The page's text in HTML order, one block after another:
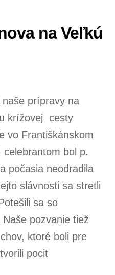
na Veľkú
prípravy na
krížovej cesty
vo Františkánskom
celebrantom bol p.
počasia neodradila
slávnosti sa stretli
sa so
pozvanie tiež
ktoré boli pre
pocit